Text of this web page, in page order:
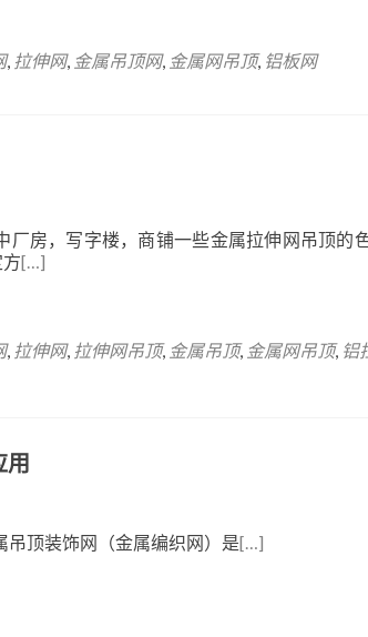
, 拉伸网, 金属吊顶网, 金属网吊顶, 铝板网
厂房，写字楼，商铺一些金属拉伸网吊顶的
[…]
, 拉伸网, 拉伸网吊顶, 金属吊顶, 金属网吊顶, 铝
顶装饰网（金属编织网）是[…]